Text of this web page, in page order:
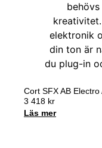
Cort SFX AB
3 418 kr
Läs mer